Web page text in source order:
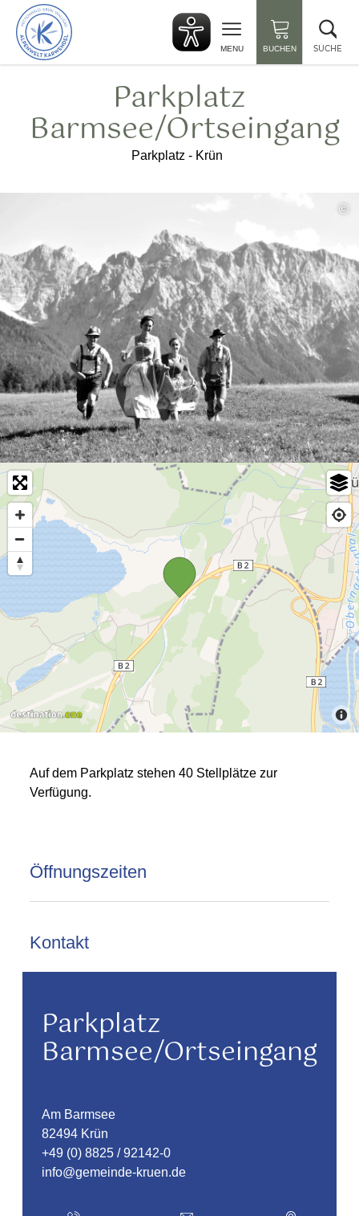
zurück
zur
Startseite
MENU BUCHEN SUCHE
Parkplatz
Barmsee/Ortseingang
Parkplatz - Krün
©
Auf dem Parkplatz stehen 40 Stellplätze zur
Verfügung.
Öffnungszeiten
Kontakt
Parkplatz
Barmsee/Ortseingang
Am Barmsee
82494 Krün
+49 (0) 8825 / 92142-0
info@gemeinde-kruen.de